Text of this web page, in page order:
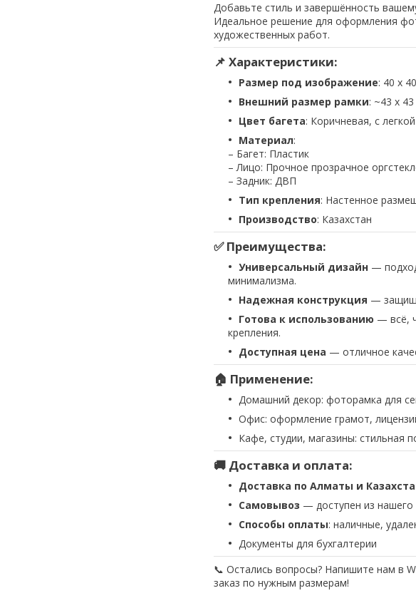
Добавьте стиль и завершённость
Идеальное решение для оформления
художественных работ.
📌 Характеристики:
Размер под изображение: 40 х
Внешний размер рамки: ~43 x
Цвет багета: Коричневая, с
Материал:
– Багет: Пластик
– Лицо: Прочное прозрачное
– Задник: ДВП
Тип крепления: Настенное
Производство: Казахстан
✅ Преимущества:
Универсальный дизайн —
минимализма.
Надежная конструкция —
Готова к использованию — всё,
крепления.
Доступная цена — отличное
🏠 Применение:
Домашний декор: фоторамка для
Офис: оформление грамот,
Кафе, студии, магазины: стильная
🚚 Доставка и оплата:
Доставка по Алматы и
Самовывоз — доступен из
Способы оплаты: наличные,
Документы для бухгалтерии
📞 Остались вопросы? Напишите нам в
заказ по нужным размерам!